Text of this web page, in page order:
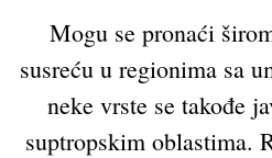
Mogu se pronaći
susreću u regionima sa
neke vrste se takođe
suptropskim oblastima.